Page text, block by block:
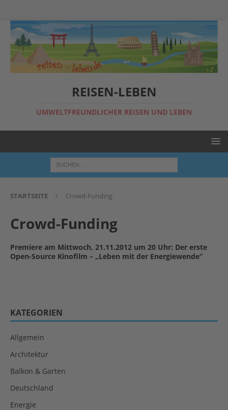
REISEN-LEBEN
UMWELTFREUNDLICHER REISEN UND LEBEN
STARTSEITE Crowd-Funding
Crowd-Funding
Premiere am Mittwoch, 21.11.2012 um 20 Uhr: Der erste
Open-Source Kinofilm – „Leben mit der Energiewende“
KATEGORIEN
Allgemein
Architektur
Balkon & Garten
Deutschland
Energie